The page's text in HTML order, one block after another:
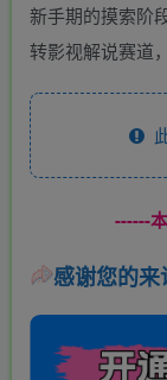
新手期的摸索阶
转影视解说赛道
此
------
感谢您的来